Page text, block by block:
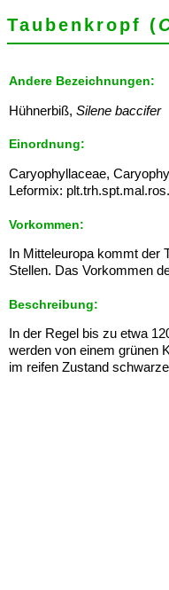
Taubenkropf (
Andere Bezeichnungen:
Hühnerbiß, Silene baccifer
Einordnung:
Caryophyllaceae,
Leformix:
Vorkommen:
In Mitteleuropa kommt der
Stellen. Das Vorkommen
Beschreibung:
In der Regel bis zu etwa
werden von einem grünen
im reifen Zustand